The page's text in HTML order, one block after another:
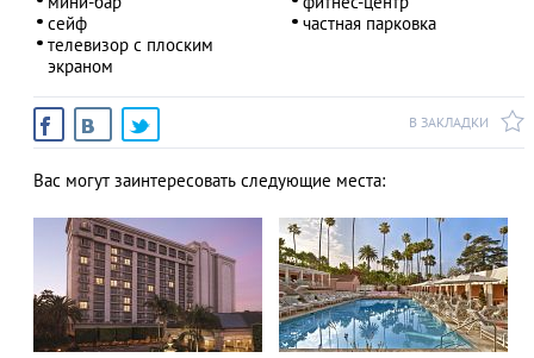
сейф
телевизор с плоским
экраном
частная парковка
В ЗАКЛАДКИ
Вас могут заинтересовать следующие места: